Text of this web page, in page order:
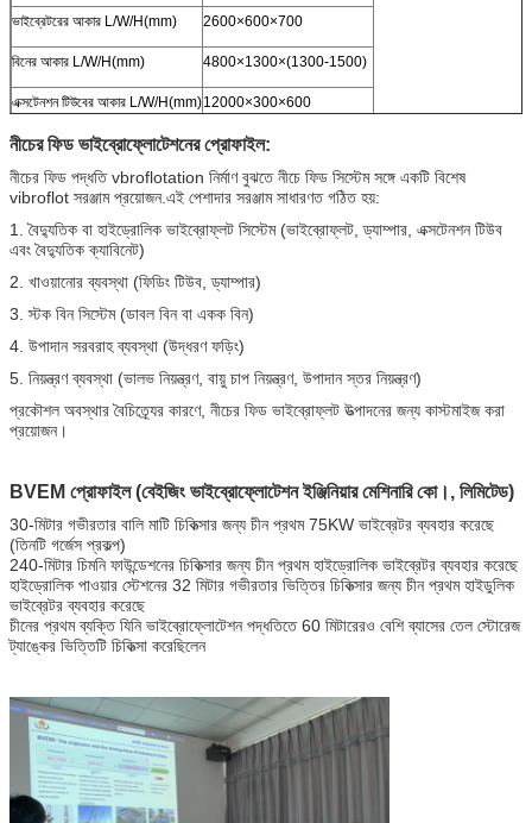
ভাইব্রেটরের আকার L/W/H(mm) 2600×600×700
বিনের আকার L/W/H(mm) 4800×1300×(1300-1500)
এক্সটেনশন টিউবের আকার L/W/H(mm)12000×300×600
নীচের ফিড ভাইব্রোফ্লোটেশনের প্রোফাইল:
নীচের ফিড পদ্ধতি vbroflotation নির্মাণ বুঝতে নীচে ফিড সিস্টেম সঙ্গে একটি বিশেষ
vibroflot সরঞ্জাম প্রয়োজন.এই পেশাদার সরঞ্জাম সাধারণত গঠিত হয়:
1. বৈদ্যুতিক বা হাইড্রোলিক ভাইব্রোফ্লট সিস্টেম (ভাইব্রোফ্লট, ড্যাম্পার, এক্সটেনশন টিউব
এবং বৈদ্যুতিক ক্যাবিনেট)
2. খাওয়ানোর ব্যবস্থা (ফিডিং টিউব, ড্যাম্পার)
3. স্টক বিন সিস্টেম (ডাবল বিন বা একক বিন)
4. উপাদান সরবরাহ ব্যবস্থা (উদ্ধরণ ফড়িং)
5. নিয়ন্ত্রণ ব্যবস্থা (ভালভ নিয়ন্ত্রণ, বায়ু চাপ নিয়ন্ত্রণ, উপাদান স্তর নিয়ন্ত্রণ)
প্রকৌশল অবস্থার বৈচিত্র্যের কারণে, নীচের ফিড ভাইব্রোফ্লট উত্পাদনের জন্য কাস্টমাইজ করা
প্রয়োজন।
BVEM প্রোফাইল (বেইজিং ভাইব্রোফ্লোটেশন ইঞ্জিনিয়ার মেশিনারি কো।, লিমিটেড)
30-মিটার গভীরতার বালি মাটি চিকিত্সার জন্য চীন প্রথম 75KW ভাইব্রেটর ব্যবহার করেছে
(তিনটি গর্জেস প্রকল্প)
240-মিটার চিমনি ফাউন্ডেশনের চিকিত্সার জন্য চীন প্রথম হাইড্রোলিক ভাইব্রেটর ব্যবহার করেছে
হাইড্রোলিক পাওয়ার স্টেশনের 32 মিটার গভীরতার ভিত্তির চিকিত্সার জন্য চীন প্রথম হাইডুলিক
ভাইব্রেটর ব্যবহার করেছে
চীনের প্রথম ব্যক্তি যিনি ভাইব্রোফ্লোটেশন পদ্ধতিতে 60 মিটারেরও বেশি ব্যাসের তেল স্টোরেজ
ট্যাঙ্কের ভিত্তিটি চিকিত্সা করেছিলেন